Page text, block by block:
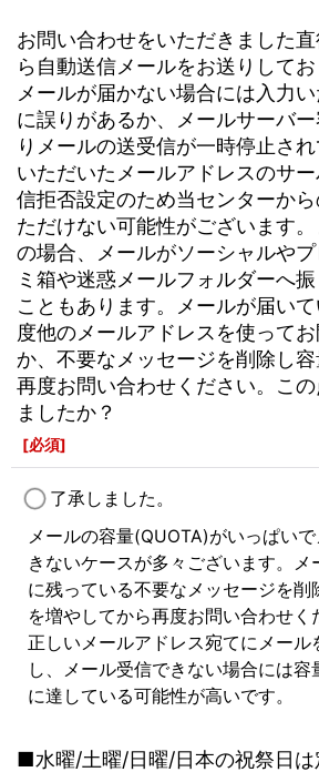
お問い合わせをいただきました
ら自動送信メールをお送りして
メールが届かない場合には入力
に誤りがあるか、メールサーバ
りメールの送受信が一時停止さ
いただいたメールアドレスのサ
信拒否設定のため当センターか
ただけない可能性がございます
の場合、メールがソーシャルや
ミ箱や迷惑メールフォルダーへ
こともあります。メールが届い
度他のメールアドレスを使って
か、不要なメッセージを削除し
再度お問い合わせください。こ
ましたか？
[必須]
了承しました。
メールの容量(QUOTA)がいっぱい
きないケースが多々ございます。メ
に残っている不要なメッセージを削
を増やしてから再度お問い合わせく
正しいメールアドレス宛てにメール
し、メール受信できない場合には
に達している可能性が高いです。
■水曜/土曜/日曜/日本の祝祭日は